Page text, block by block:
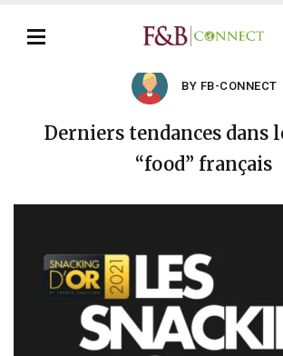
BY FB-CONNECT
Derniers tendances dans
“food” français